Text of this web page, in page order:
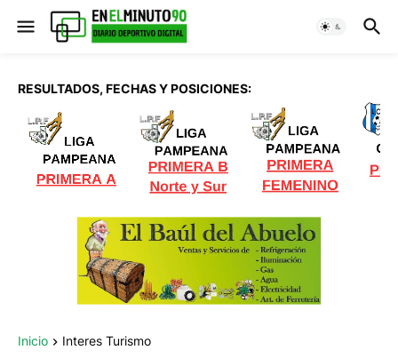
RESULTADOS, FECHAS Y POSICIONES:
Inicio Interes Turismo